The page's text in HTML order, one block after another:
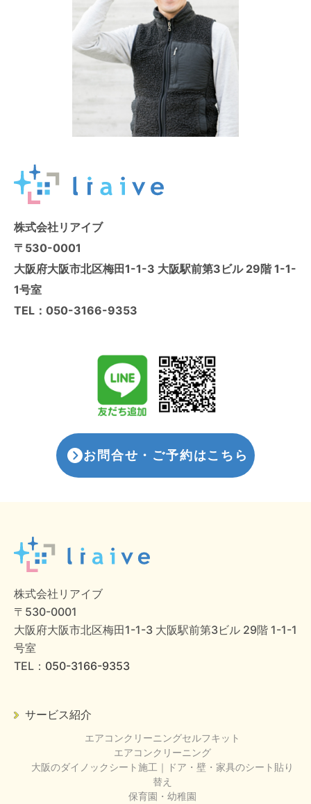
株式会社リアイブ
〒530-0001
大阪府大阪市北区梅田1-1-3 大阪駅前第3ビル 29階 1-1-
1号室
TEL： 050-3166-9353
お問合せ・ご予約はこちら
株式会社リアイブ
〒530-0001
大阪府大阪市北区梅田1-1-3 大阪駅前第3ビル 29階 1-1-1
号室
TEL： 050-3166-9353
サービス紹介
エアコンクリーニングセルフキット
エアコンクリーニング
大阪のダイノックシート施工｜ドア・壁・家具のシート貼り
替え
保育園・幼稚園